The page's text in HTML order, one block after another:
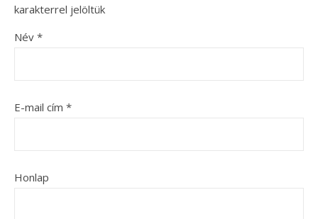
karakterrel jelöltük
Név *
E-mail cím *
Honlap